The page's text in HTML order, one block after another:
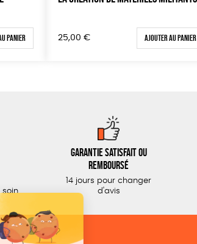
panier 25,00 € Ajouter au panier
soin
Garantie satisfait ou
remboursé
14 jours pour changer
d'avis